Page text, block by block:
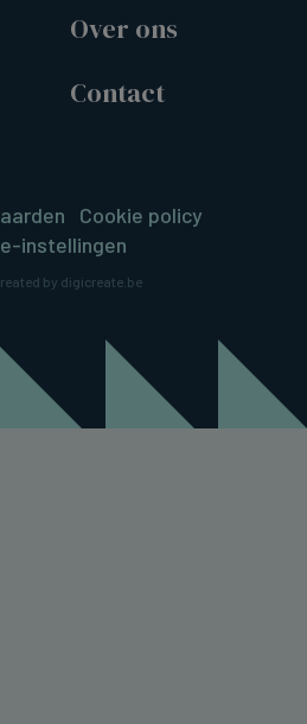
Over ons
Contact
Cookie policy
instellingen
by digicreate.be